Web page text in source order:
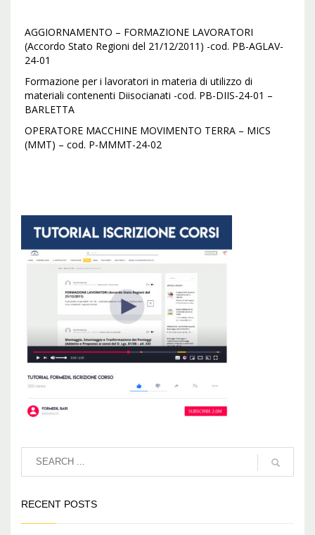
AGGIORNAMENTO – FORMAZIONE LAVORATORI
(Accordo Stato Regioni del 21/12/2011) -cod. PB-AGLAV-
24-01
Formazione per i lavoratori in materia di utilizzo di
materiali contenenti Diisocianati -cod. PB-DIIS-24-01 –
BARLETTA
OPERATORE MACCHINE MOVIMENTO TERRA – MICS
(MMT) – cod. P-MMMT-24-02
RECENT POSTS